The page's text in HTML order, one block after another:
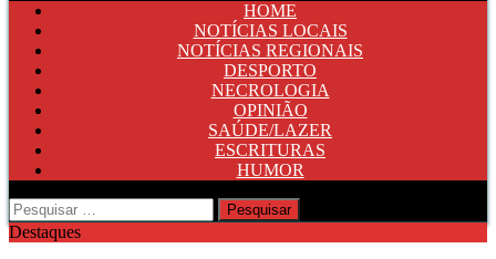
HOME
NOTÍCIAS LOCAIS
NOTÍCIAS REGIONAIS
DESPORTO
NECROLOGIA
OPINIÃO
SAÚDE/LAZER
ESCRITURAS
HUMOR
Pesquisar
por:
Destaques